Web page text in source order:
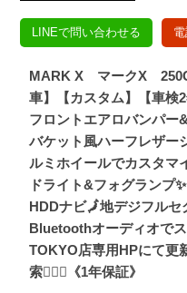
LINEで問い合わせる
MARK X マークX
車】【カスタム】【車検
フロントエアロバンパー
バケット風ハーフレザ
ルミホイールでカスタ
ドライト&フォグランプ
HDDナビ🗾地デジフル
Bluetoothオーディオで
TOKYO店専用HPにて更
索🕵️‍♂️🌛《1年保証》